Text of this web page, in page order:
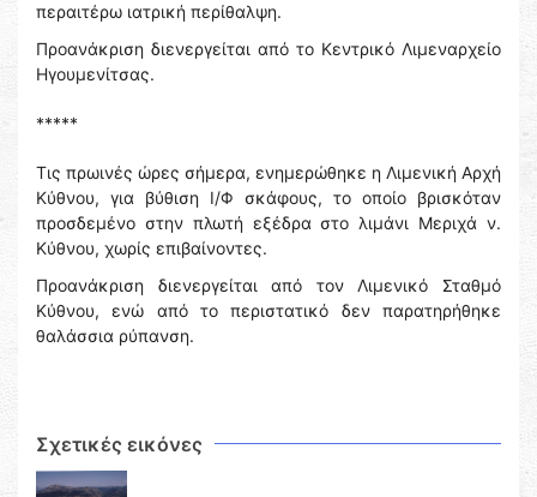
περαιτέρω ιατρική περίθαλψη.
Προανάκριση διενεργείται από το Κεντρικό Λιμεναρχείο
Ηγουμενίτσας.
*****
Τις πρωινές ώρες σήμερα, ενημερώθηκε η Λιμενική Αρχή
Κύθνου, για βύθιση Ι/Φ σκάφους, το οποίο βρισκόταν
προσδεμένο στην πλωτή εξέδρα στο λιμάνι Μεριχά ν.
Κύθνου, χωρίς επιβαίνοντες.
Προανάκριση διενεργείται από τον Λιμενικό Σταθμό
Κύθνου, ενώ από το περιστατικό δεν παρατηρήθηκε
θαλάσσια ρύπανση.
Σχετικές εικόνες